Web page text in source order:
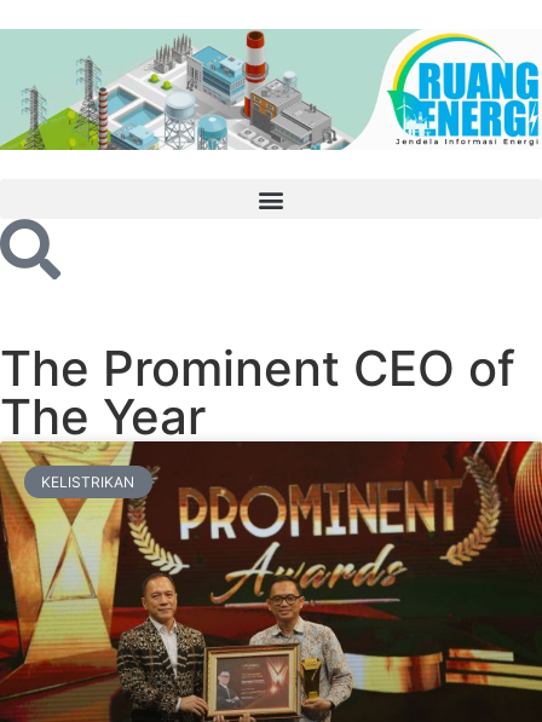
The Prominent CEO of
The Year
KELISTRIKAN